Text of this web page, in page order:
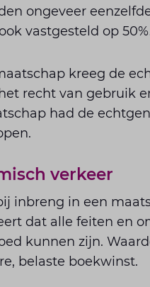
ongeveer
vastgesteld op
kreeg de
recht van gebruik
had de
verkeer
inbreng in een
dat alle feiten en
kunnen zijn.
belaste boekwinst.